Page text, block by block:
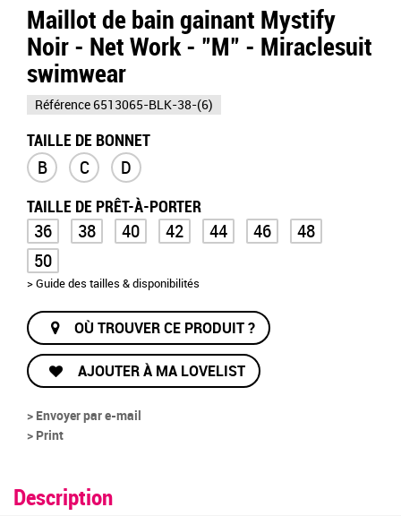
Maillot de bain gainant Mystify
Noir - Net Work - "M" - Miraclesuit
swimwear
Référence 6513065-BLK-38-(6)
TAILLE DE BONNET
B C D
TAILLE DE PRÊT-À-PORTER
36 38 40 42 44 46
48
50
> Guide des tailles & disponibilités
OÙ TROUVER CE PRODUIT ?
AJOUTER À MA LOVELIST
> Envoyer par e-mail
> Print
Description